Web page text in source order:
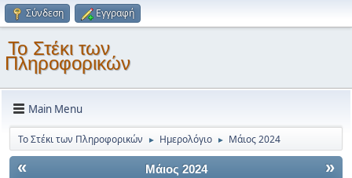
Σύνδεση Εγγραφή
Το Στέκι των
Πληροφορικών
Main Menu
Το Στέκι των Πληροφορικών ► Ημερολόγιο ► Μάιος 2024
« »
Μάιος 2024